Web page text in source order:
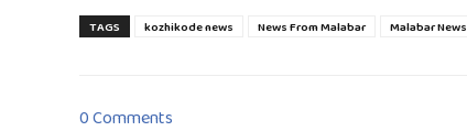
TAGS kozhikode news News From Malabar Malabar News
0 Comments